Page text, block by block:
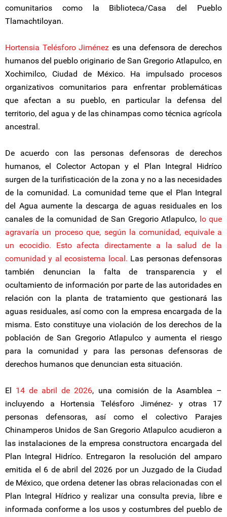
comunitarios como la Biblioteca/Casa del Pueblo
Tlamachtiloyan.
Hortensia Telésforo Jiménez es una defensora de derechos
humanos del pueblo originario de San Gregorio Atlapulco, en
Xochimilco, Ciudad de México. Ha impulsado procesos
organizativos comunitarios para enfrentar problemáticas
que afectan a su pueblo, en particular la defensa del
territorio, del agua y de las chinampas como técnica agrícola
ancestral.
De acuerdo con las personas defensoras de derechos
humanos, el Colector Actopan y el Plan Integral Hidríco
surgen de la turifisticación de la zona y no a las necesidades
de la comunidad. La comunidad teme que el Plan Integral
del Agua aumente la descarga de aguas residuales en los
canales de la comunidad de San Gregorio Atlapulco, lo que
agravaría un proceso que, según la comunidad, equivale a
un ecocidio. Esto afecta directamente a la salud de la
comunidad y al ecosistema local. Las personas defensoras
también denuncian la falta de transparencia y el
ocultamiento de información por parte de las autoridades en
relación con la planta de tratamiento que gestionará las
aguas residuales, así como con la empresa encargada de la
misma. Esto constituye una violación de los derechos de la
población de San Gregorio Atlapulco y aumenta el riesgo
para la comunidad y para las personas defensoras de
derechos humanos que denuncian esta situación.
El 14 de abril de 2026, una comisión de la Asamblea –
incluyendo a Hortensia Telésforo Jiménez- y otras 17
personas defensoras, así como el colectivo Parajes
Chinamperos Unidos de San Gregorio Atlapulco acudieron a
las instalaciones de la empresa constructora encargada del
Plan Integral Hidríco. Entregaron la resolución del amparo
emitida el 6 de abril del 2026 por un Juzgado de la Ciudad
de México, que ordena detener las obras relacionadas con el
Plan Integral Hídrico y realizar una consulta previa, libre e
informada conforme a los usos y costumbres del pueblo de